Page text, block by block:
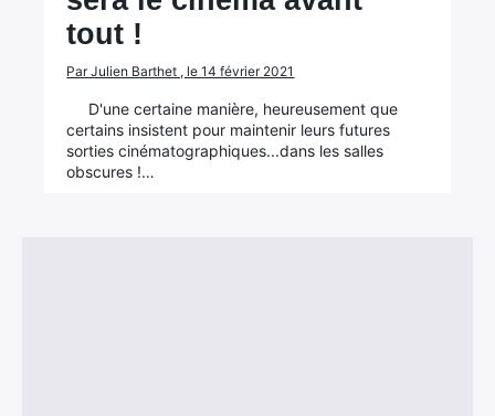
tout !
Par Julien Barthet , le 14 février 2021
D'une certaine manière, heureusement que
certains insistent pour maintenir leurs futures
sorties cinématographiques...dans les salles
obscures !…